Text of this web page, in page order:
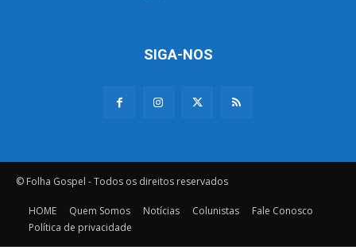
SIGA-NOS
© Folha Gospel - Todos os direitos reservados
HOME Quem Somos Notícias Colunistas
Fale Conosco
Política de privacidade